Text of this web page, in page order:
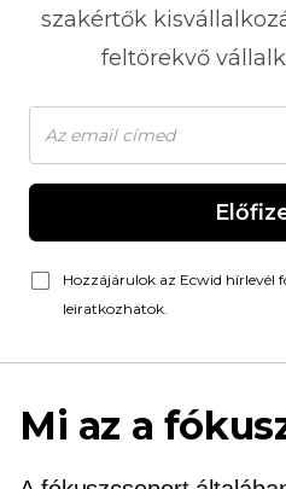
szakértők
feltörekvő
Hozzájárulok az Ecwid hírlevél
leiratkozhatok.
Mi az a